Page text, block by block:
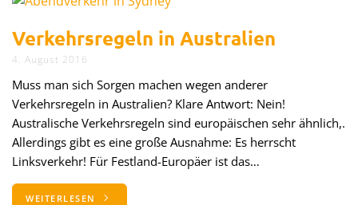
Verkehrsregeln in Australien
4. August 2016
Muss man sich Sorgen machen wegen anderer
Verkehrsregeln in Australien? Klare Antwort: Nein!
Australische Verkehrsregeln sind europäischen sehr ähnlich,.
Allerdings gibt es eine große Ausnahme: Es herrscht
Linksverkehr! Für Festland-Europäer ist das…
WEITERLESEN